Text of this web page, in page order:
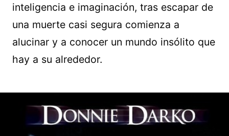
inteligencia e imaginación, tras escapar de
una muerte casi segura comienza a
alucinar y a conocer un mundo insólito que
hay a su alrededor.